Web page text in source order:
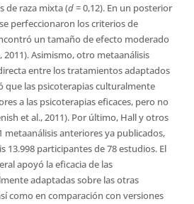
de raza mixta (d= 0,12). En un posterior
perfeccionaron los criterios de
un tamaño de efecto moderado
Asimismo, otro metaanálisis
entre los tratamientos adaptados
que las psicoterapias culturalmente
a las psicoterapias eficaces, pero no
et al., 2011). Por último, Hall y otros
metaanálisis anteriores ya publicados,
13.998 participantes de 78 estudios. El
apoyó la eficacia de las
adaptadas sobre las otras
como en comparación con versiones